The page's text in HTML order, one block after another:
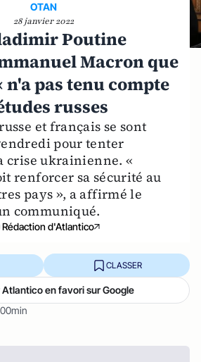
OTAN
28 janvier 2022
Poutine
Macron que
pas tenu compte
russes
et français se sont
pour tenter
crise ukrainienne. «
renforcer sa sécurité au
pays », a affirmé le
communiqué.
Rédaction d'Atlantico
CLASSER
en favori sur Google